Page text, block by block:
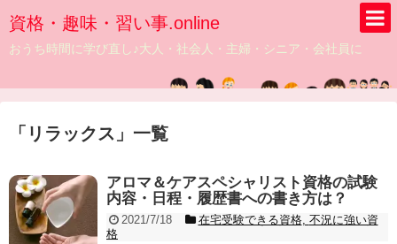
資格・趣味・習い事.online
おうち時間に学び直し♪大人・社会人・主婦・シニア・会社員に
「 リラックス 」 一覧
アロマ＆ケアスペシャリスト資格の試験
内容・日程・履歴書への書き方は？
2021/7/18 在宅受験できる資格, 不況に強い資
格